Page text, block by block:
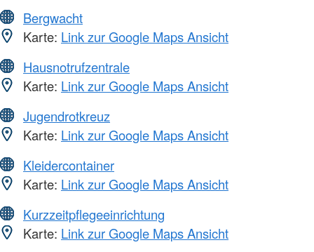
Bergwacht
Karte: Link zur Google Maps Ansicht
Hausnotrufzentrale
Karte: Link zur Google Maps Ansicht
Jugendrotkreuz
Karte: Link zur Google Maps Ansicht
Kleidercontainer
Karte: Link zur Google Maps Ansicht
Kurzzeitpflegeeinrichtung
Karte: Link zur Google Maps Ansicht